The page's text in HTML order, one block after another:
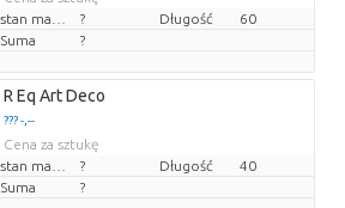
? Długość
60
Suma
?
R Eq Art Deco
??? -,--
Cena za sztukę
? Długość
40
Suma
?